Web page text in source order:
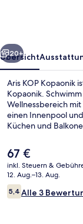
Weiter
20+
Übersicht
Aris KOP Kopaonik
Kopaonik.
Wellnessbereich
einen Innenpool
Küchen und
Der
aktuelle
Preis
beträgt
67 €.
67 €
inkl. Steuern &
12. Aug.–13. Aug.
Bewertungen
5,45,4 von 10.
Alle 3